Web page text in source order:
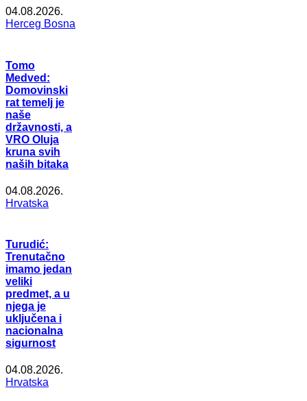
04.08.2026.
Herceg Bosna
Tomo
Medved:
Domovinski
rat temelj je
naše
državnosti, a
VRO Oluja
kruna svih
naših bitaka
04.08.2026.
Hrvatska
Turudić:
Trenutačno
imamo jedan
veliki
predmet, a u
njega je
uključena i
nacionalna
sigurnost
04.08.2026.
Hrvatska